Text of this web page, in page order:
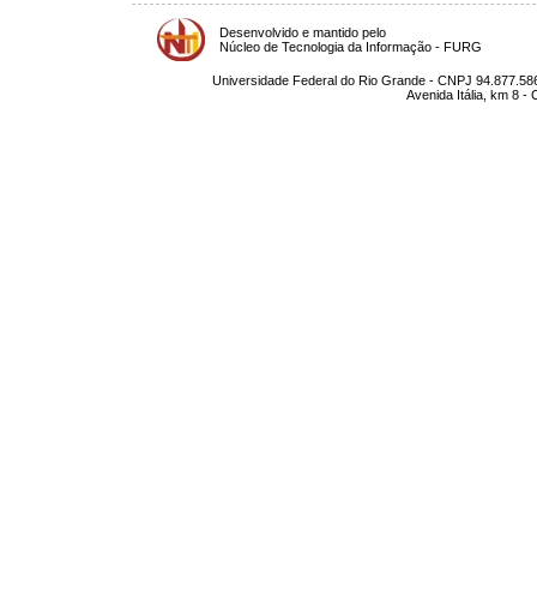
Desenvolvido e mantido pelo
Núcleo de Tecnologia da Informação - FURG
Universidade Federal do Rio Grande - CNPJ
Avenida Itália, km 8 -